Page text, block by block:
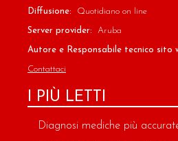
Diffusione: Quotidiano on line
Server provider: Aruba
Autore e Responsabile tecnico sito
Contattaci
I PIÙ LETTI
Diagnosi mediche più